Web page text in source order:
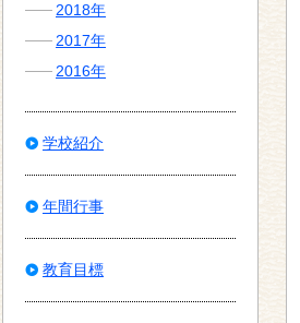
2018年
2017年
2016年
学校紹介
年間行事
教育目標